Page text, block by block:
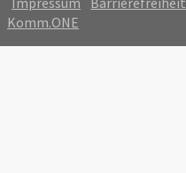
Komm.ONE